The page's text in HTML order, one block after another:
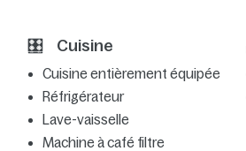
Cuisine
Cuisine entièrement équipée
Réfrigérateur
Lave-vaisselle
Machine à café filtre